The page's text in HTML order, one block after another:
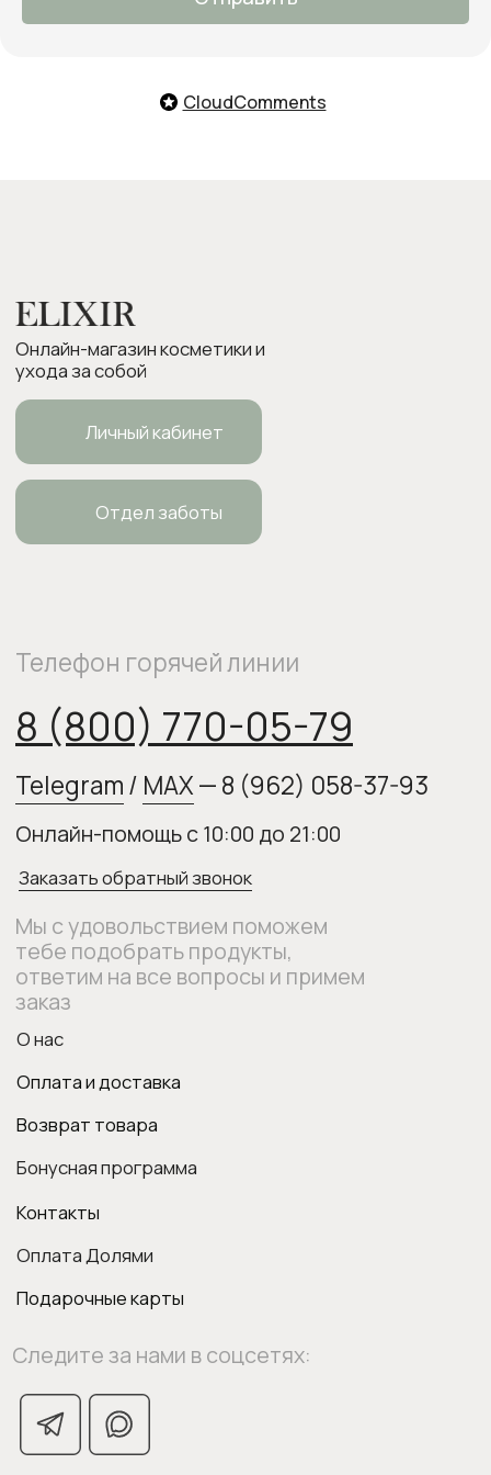
CloudComments
ИП Боровкова Анастасия Валерьевна
ОГРНИП 318554300063015
elixirstore@mail.ru
Политика конфиденциальности
Публичная оферта